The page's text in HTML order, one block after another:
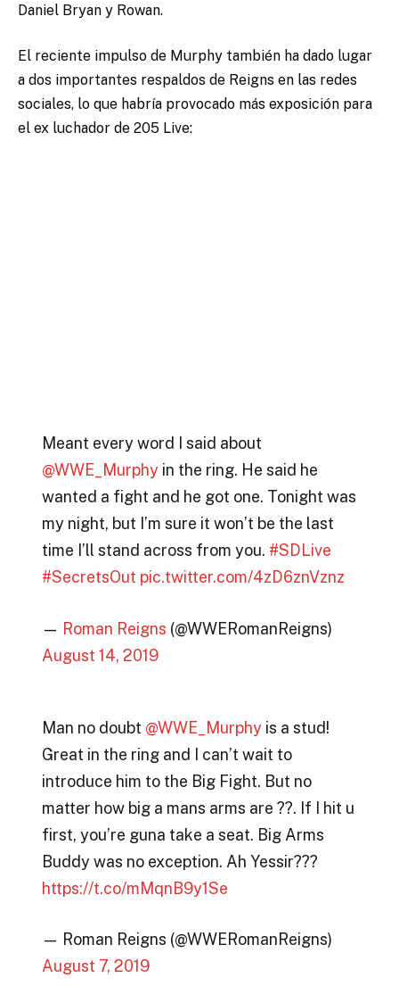
Daniel Bryan y Rowan.
El reciente impulso de Murphy también ha dado lugar
a dos importantes respaldos de Reigns en las redes
sociales, lo que habría provocado más exposición para
el ex luchador de 205 Live:
Meant every word I said about
@WWE_Murphy in the ring. He said he
wanted a fight and he got one. Tonight was
my night, but I’m sure it won’t be the last
time I’ll stand across from you. #SDLive
#SecretsOut pic.twitter.com/4zD6znVznz
— Roman Reigns (@WWERomanReigns)
August 14, 2019
Man no doubt @WWE_Murphy is a stud!
Great in the ring and I can’t wait to
introduce him to the Big Fight. But no
matter how big a mans arms are ??. If I hit u
first, you’re guna take a seat. Big Arms
Buddy was no exception. Ah Yessir???
https://t.co/mMqnB9y1Se
— Roman Reigns (@WWERomanReigns)
August 7, 2019